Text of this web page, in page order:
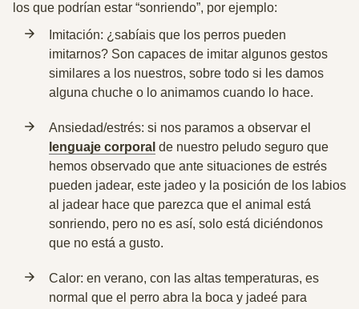
los que podrían estar “sonriendo”, por ejemplo:
Imitación: ¿sabíais que los perros pueden
imitarnos? Son capaces de imitar algunos gestos
similares a los nuestros, sobre todo si les damos
alguna chuche o lo animamos cuando lo hace.
Ansiedad/estrés: si nos paramos a observar el
lenguaje corporal de nuestro peludo seguro que
hemos observado que ante situaciones de estrés
pueden jadear, este jadeo y la posición de los labios
al jadear hace que parezca que el animal está
sonriendo, pero no es así, solo está diciéndonos
que no está a gusto.
Calor: en verano, con las altas temperaturas, es
normal que el perro abra la boca y jadeé para